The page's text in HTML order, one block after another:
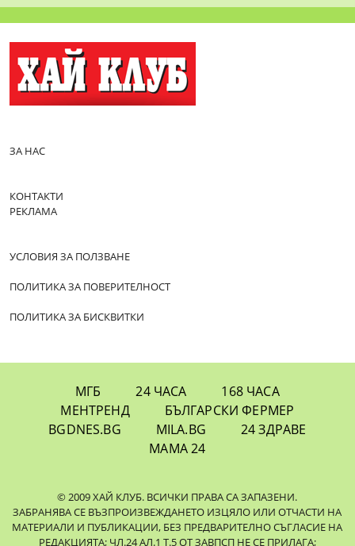
ЗА НАС
КОНТАКТИ
РЕКЛАМА
УСЛОВИЯ ЗА ПОЛЗВАНЕ
ПОЛИТИКА ЗА ПОВЕРИТЕЛНОСТ
ПОЛИТИКА ЗА БИСКВИТКИ
МГБ 24 ЧАСА
168 ЧАСА
МЕНТРЕНД
БЪЛГАРСКИ ФЕРМЕР
BGDNES.BG
MILA.BG
24 ЗДРАВЕ
МАМА 24
© 2009 ХАЙ КЛУБ. ВСИЧКИ ПРАВА СА ЗАПАЗЕНИ.
ЗАБРАНЯВА СЕ ВЪЗПРОИЗВЕЖДАНЕТО ИЗЦЯЛО ИЛИ ОТЧАСТИ НА
МАТЕРИАЛИ И ПУБЛИКАЦИИ, БЕЗ ПРЕДВАРИТЕЛНО СЪГЛАСИЕ НА
РЕДАКЦИЯТА; ЧЛ.24 АЛ.1 Т.5 ОТ ЗАВПСП НЕ СЕ ПРИЛАГА;